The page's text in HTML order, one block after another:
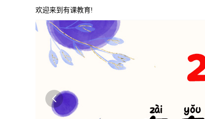
欢迎来到有课教育!
